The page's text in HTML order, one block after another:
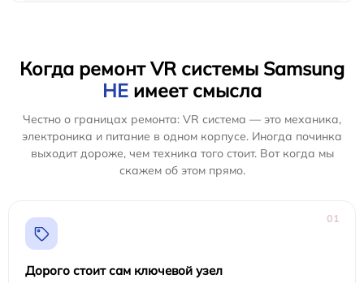
Когда ремонт VR системы Samsung
НЕ имеет смысла
Честно о границах ремонта: VR система — это механика,
электроника и питание в одном корпусе. Иногда починка
выходит дороже, чем техника того стоит. Вот когда мы
скажем об этом прямо.
01
Дорого стоит сам ключевой узел